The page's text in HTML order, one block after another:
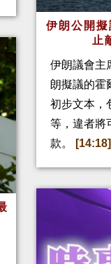
伊朗公開
止
伊朗議會主
朗擬議的霍
初步文本，
等，違者將
款。
[14:18]